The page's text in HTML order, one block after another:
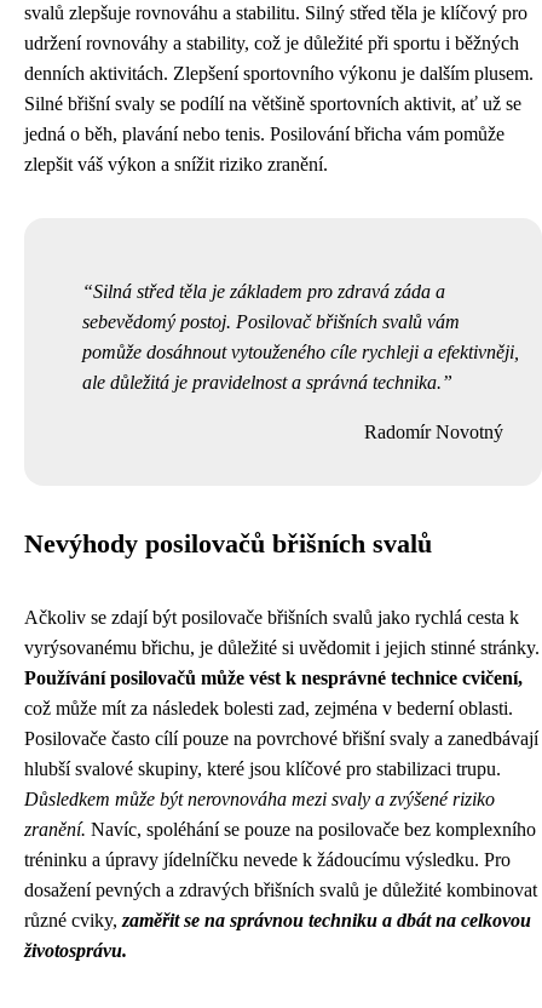
svalů zlepšuje rovnováhu a stabilitu. Silný střed těla je klíčový pro
udržení rovnováhy a stability, což je důležité při sportu i běžných
denních aktivitách. Zlepšení sportovního výkonu je dalším plusem.
Silné břišní svaly se podílí na většině sportovních aktivit, ať už se
jedná o běh, plavání nebo tenis. Posilování břicha vám pomůže
zlepšit váš výkon a snížit riziko zranění.
Silná střed těla je základem pro zdravá záda a
sebevědomý postoj. Posilovač břišních svalů vám
pomůže dosáhnout vytouženého cíle rychleji a efektivněji,
ale důležitá je pravidelnost a správná technika.
Radomír Novotný
Nevýhody posilovačů břišních svalů
Ačkoliv se zdají být posilovače břišních svalů jako rychlá cesta k
vyrýsovanému břichu, je důležité si uvědomit i jejich stinné stránky.
Používání posilovačů může vést k nesprávné technice cvičení,
což může mít za následek bolesti zad, zejména v bederní oblasti.
Posilovače často cílí pouze na povrchové břišní svaly a zanedbávají
hlubší svalové skupiny, které jsou klíčové pro stabilizaci trupu.
Důsledkem může být nerovnováha mezi svaly a zvýšené riziko
zranění. Navíc, spoléhání se pouze na posilovače bez komplexního
tréninku a úpravy jídelníčku nevede k žádoucímu výsledku. Pro
dosažení pevných a zdravých břišních svalů je důležité kombinovat
různé cviky, zaměřit se na správnou techniku a dbát na celkovou
životosprávu.